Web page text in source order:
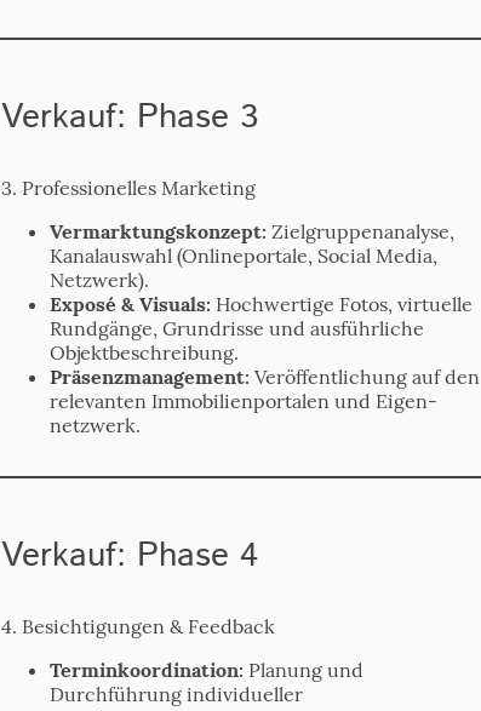
Verkauf: Phase 3
3. Professionelles Marketing
Vermarktungskonzept: Zielgruppen­analyse,
Kanal­auswahl (Online­portale, Social Media,
Netzwerk).
Exposé & Visuals: Hochwertige Fotos, virtuelle
Rundgänge, Grundrisse und ausführliche
Objekt­beschreibung.
Präsenzmanagement: Veröffentlichung auf den
relevanten Immobilien­portalen und Eigen­
netzwerk.
Verkauf: Phase 4
4. Besichtigungen & Feedback
Termin­koordination: Planung und
Durchführung individueller